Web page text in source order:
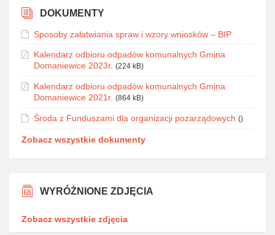
DOKUMENTY
Sposoby załatwiania spraw i wzory wniosków – BIP
Kalendarz odbioru odpadów komunalnych Gmina
Domaniewice 2023r. (224 kB)
Kalendarz odbioru odpadów komunalnych Gmina
Domaniewice 2021r. (864 kB)
Środa z Funduszami dla organizacji pozarządowych ()
Zobacz wszystkie dokumenty
WYRÓŻNIONE ZDJĘCIA
Zobacz wszystkie zdjęcia